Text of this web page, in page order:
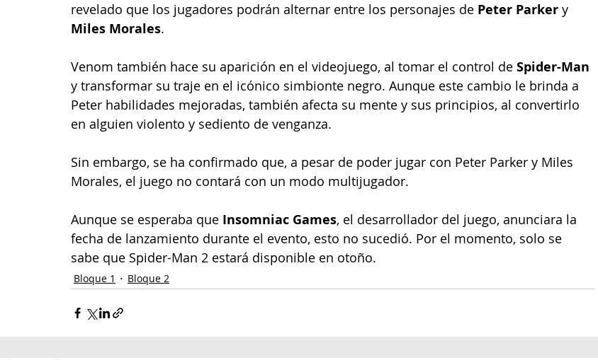
revelado que los jugadores podrán alternar entre los personajes de Peter Parker y
Miles Morales.
Venom también hace su aparición en el videojuego, al tomar el control de Spider-Man
y transformar su traje en el icónico simbionte negro. Aunque este cambio le brinda a
Peter habilidades mejoradas, también afecta su mente y sus principios, al convertirlo
en alguien violento y sediento de venganza.
Sin embargo, se ha confirmado que, a pesar de poder jugar con Peter Parker y Miles
Morales, el juego no contará con un modo multijugador.
Aunque se esperaba que Insomniac Games, el desarrollador del juego, anunciara la
fecha de lanzamiento durante el evento, esto no sucedió. Por el momento, solo se
sabe que Spider-Man 2 estará disponible en otoño.
Bloque 1 Bloque 2